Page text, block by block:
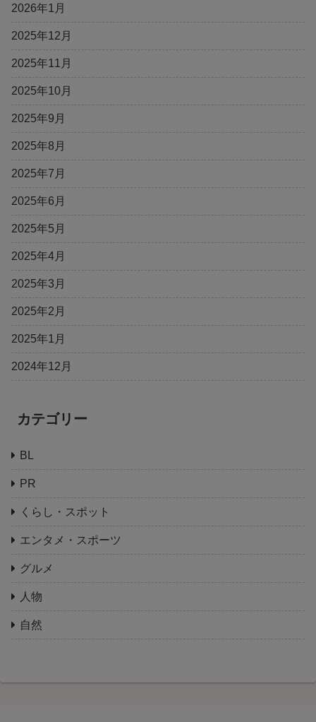
2026年1月
2025年12月
2025年11月
2025年10月
2025年9月
2025年8月
2025年7月
2025年6月
2025年5月
2025年4月
2025年3月
2025年2月
2025年1月
2024年12月
カテゴリー
BL
PR
くらし・スポット
エンタメ・スポーツ
グルメ
人物
自然